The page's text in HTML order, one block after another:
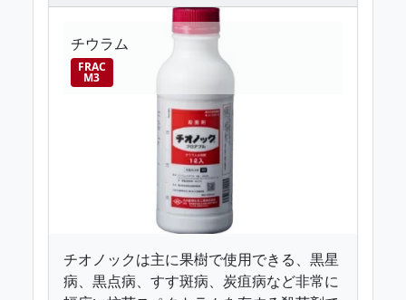
チウラム
FRAC
M3
チオノックは主に果樹で使用できる、黒星
病、黒点病、すす斑病、炭疽病など非常に